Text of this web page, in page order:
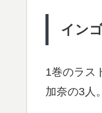
イン
1巻のラス
加奈の3人。